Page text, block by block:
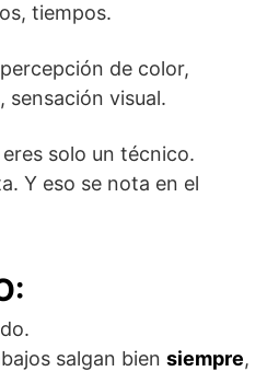
tiempos.
percepción de color,
sensación visual.
solo un técnico.
Y eso se nota en el
salgan bien siempre,